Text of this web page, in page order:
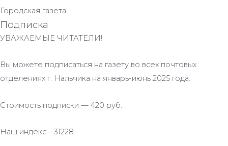
Городская газета
Подписка
УВАЖАЕМЫЕ ЧИТАТЕЛИ!
Вы можете подписаться на газету во всех почтовых
отделениях г. Нальчика на январь-июнь 2025 года.
Стоимость подписки — 420 руб.
Наш индекс – 31228.